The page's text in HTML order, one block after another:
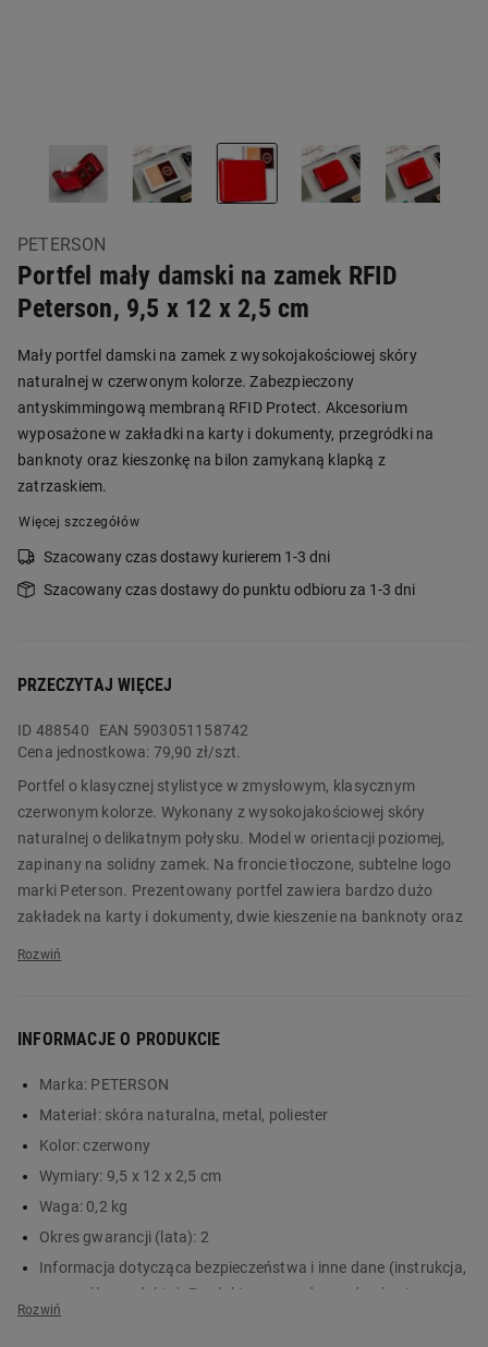
PETERSON
Portfel mały damski na zamek RFID
Peterson, 9,5 x 12 x 2,5 cm
Mały portfel damski na zamek z wysokojakościowej skóry
naturalnej w czerwonym kolorze. Zabezpieczony
antyskimmingową membraną RFID Protect. Akcesorium
wyposażone w zakładki na karty i dokumenty, przegródki na
banknoty oraz kieszonkę na bilon zamykaną klapką z
zatrzaskiem.
Więcej szczegółów
Szacowany czas dostawy kurierem 1-3 dni
Szacowany czas dostawy do punktu odbioru za 1-3 dni
PRZECZYTAJ WIĘCEJ
ID 488540
EAN 5903051158742
Cena jednostkowa: 79,90 zł/szt.
Portfel o klasycznej stylistyce w zmysłowym, klasycznym
czerwonym kolorze. Wykonany z wysokojakościowej skóry
naturalnej o delikatnym połysku. Model w orientacji poziomej,
zapinany na solidny zamek. Na froncie tłoczone, subtelne logo
marki Peterson. Prezentowany portfel zawiera bardzo dużo
zakładek na karty i dokumenty, dwie kieszenie na banknoty oraz
błyskawicznym. Na froncie tłoczone logo marki Peterson.
dokumenty i trzy przezroczyste okienka, w których doskonale
zaprezentują się fotografie bliskich Ci osób.Do przechowywania
gotówki dostępne są dwie kieszenie na banknoty i zamykana
klapką z zatrzaskiem przegródka na bilon. Akcesorium z
Portfel zapakowany w eleganckie, logowane pudełko marki
Peterson. Nie zwlekaj i zamów na Biedronka Home!
Główne cechy:
INFORMACJE O PRODUKCIE
Marka: PETERSON
Materiał: skóra naturalna, metal, poliester
Kolor:czerwony
Wymiary: 9,5 x 12 x 2,5 cm
Waga: 0,2 kg
Okres gwarancji (lata): 2
Informacja dotycząca bezpieczeństwa i inne dane (instrukcja,
szczegóły produktu): Produkt wprowadzony do obrotu na
terenie UE przed 13.12.2024 r.